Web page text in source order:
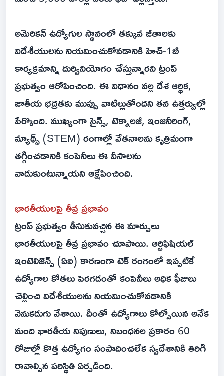
అమెరికన్ ఉద్యోగుల స్థానంలో తక్కువ జీతాలకు
విదేశీయులను నియమించుకోవడానికి హెచ్-1బీ
కార్యక్రమాన్ని దుర్వినియోగం చేస్తున్నారని ట్రంప్
ప్రభుత్వం ఆరోపించింది. ఈ విధానం వల్ల దేశ ఆర్థిక,
జాతీయ భద్రతకు ముప్పు వాటిల్లుతోందని తన ఉత్తర్వుల్లో
పేర్కొంది. ముఖ్యంగా సైన్స్, టెక్నాలజీ, ఇంజినీరింగ్,
మ్యాథ్స్ (STEM) రంగాల్లో వేతనాలను కృత్రిమంగా
తగ్గించడానికి కంపెనీలు ఈ వీసాలను
వాడుకుంటున్నాయని ఆక్షేపించింది.
భారతీయులపై తీవ్ర ప్రభావం
ట్రంప్ ప్రభుత్వం తీసుకువచ్చిన ఈ మార్పులు
భారతీయులపై తీవ్ర ప్రభావం చూపాయి. ఆర్టిఫిషియల్
ఇంటెలిజెన్స్ (ఏఐ) కారణంగా టెక్ రంగంలో ఇప్పటికే
ఉద్యోగాల కోతలు పెరగడంతో కంపెనీలు అధిక ఫీజులు
చెల్లించి విదేశీయులను నియమించుకోవడానికి
వెనుకడుగు వేశాయి. దీంతో ఉద్యోగాలు కోల్పోయిన అనేక
మంది భారతీయ నిపుణులు, నిబంధనల ప్రకారం 60
రోజుల్లో కొత్త ఉద్యోగం సంపాదించలేక స్వదేశానికి తిరిగి
రావాల్సిన పరిస్థితి ఏర్పడింది.